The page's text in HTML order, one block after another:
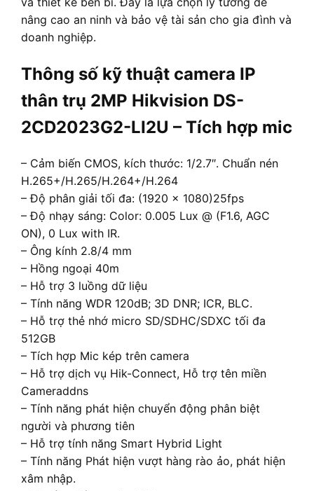
nâng cao an ninh và bảo vệ tài sản cho gia đình và
doanh nghiệp.
Thông số kỹ thuật camera IP
thân trụ 2MP Hikvision DS-
2CD2023G2-LI2U – Tích hợp mic
– Cảm biến CMOS, kích thước: 1/2.7″. Chuẩn nén
H.265+/H.265/H.264+/H.264
– Độ phân giải tối đa: (1920 × 1080)25fps
– Độ nhạy sáng: Color: 0.005 Lux @ (F1.6, AGC
ON), 0 Lux with IR.
– Ông kính 2.8/4 mm
– Hồng ngoại 40m
– Hỗ trợ 3 luồng dữ liệu
– Tính năng WDR 120dB; 3D DNR; ICR, BLC.
– Hỗ trợ thẻ nhớ micro SD/SDHC/SDXC tối đa
512GB
– Tích hợp Mic kép trên camera
– Hỗ trợ dịch vụ Hik-Connect, Hỗ trợ tên miền
Cameraddns
– Tính năng phát hiện chuyển động phân biệt
người và phương tiên
– Hỗ trợ tính năng Smart Hybrid Light
– Tính năng Phát hiện vượt hàng rào ảo, phát hiện
xâm nhập.